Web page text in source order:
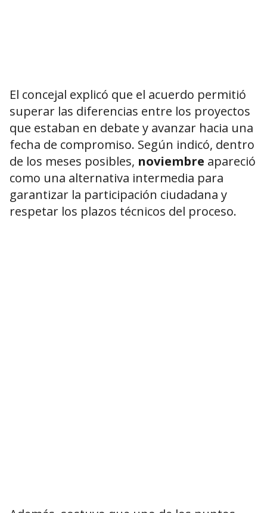
El concejal explicó que el acuerdo permitió
superar las diferencias entre los proyectos
que estaban en debate y avanzar hacia una
fecha de compromiso. Según indicó, dentro
de los meses posibles, noviembre apareció
como una alternativa intermedia para
garantizar la participación ciudadana y
respetar los plazos técnicos del proceso.